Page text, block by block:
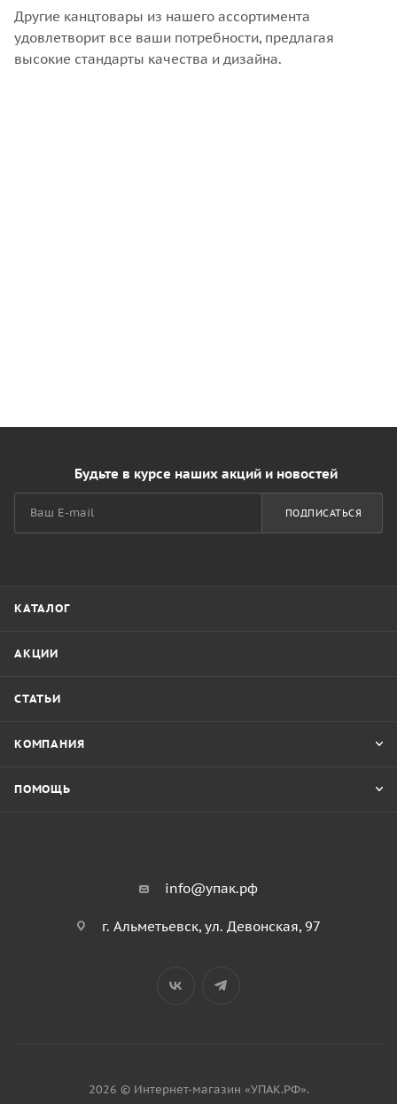
Другие канцтовары из нашего ассортимента
удовлетворит все ваши потребности, предлагая
высокие стандарты качества и дизайна.
Будьте в курсе наших акций и новостей
ПОДПИСАТЬСЯ
КАТАЛОГ
АКЦИИ
СТАТЬИ
КОМПАНИЯ
ПОМОЩЬ
info@упак.рф
г. Альметьевск, ул. Девонская, 97
2026 © Интернет-магазин «УПАК.РФ».